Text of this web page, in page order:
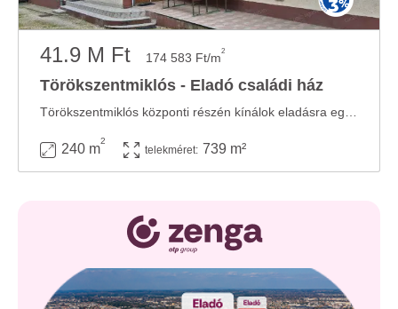
41.9 M Ft 174 583 Ft/m2
Törökszentmiklós - Eladó családi ház
240 m
2
telekméret: 739 m²